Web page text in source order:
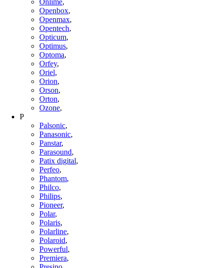
Openbox,
Openmax,
Opentech,
Opticum,
Optimus,
Optoma,
Orfey,
Oriel,
Orion,
Orson,
Orton,
Ozone,
P
Palsonic,
Panasonic,
Panstar,
Parasound,
Patix digital,
Perfeo,
Phantom,
Philco,
Philips,
Pioneer,
Polar,
Polaris,
Polarline,
Polaroid,
Powerful,
Premiera,